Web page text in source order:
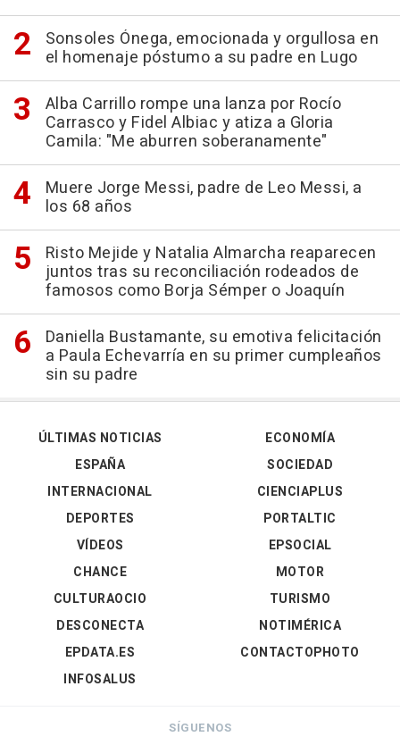
Sonsoles Ónega, emocionada y orgullosa en
el homenaje póstumo a su padre en Lugo
Alba Carrillo rompe una lanza por Rocío
Carrasco y Fidel Albiac y atiza a Gloria
Camila: "Me aburren soberanamente"
Muere Jorge Messi, padre de Leo Messi, a
los 68 años
Risto Mejide y Natalia Almarcha reaparecen
juntos tras su reconciliación rodeados de
famosos como Borja Sémper o Joaquín
Daniella Bustamante, su emotiva felicitación
a Paula Echevarría en su primer cumpleaños
sin su padre
ÚLTIMAS NOTICIAS
ESPAÑA
INTERNACIONAL
DEPORTES
VÍDEOS
ECONOMÍA
SOCIEDAD
CIENCIAPLUS
PORTALTIC
EPSOCIAL
CHANCE
CULTURAOCIO
DESCONECTA
EPDATA.ES
INFOSALUS
MOTOR
TURISMO
NOTIMÉRICA
CONTACTOPHOTO
SÍGUENOS